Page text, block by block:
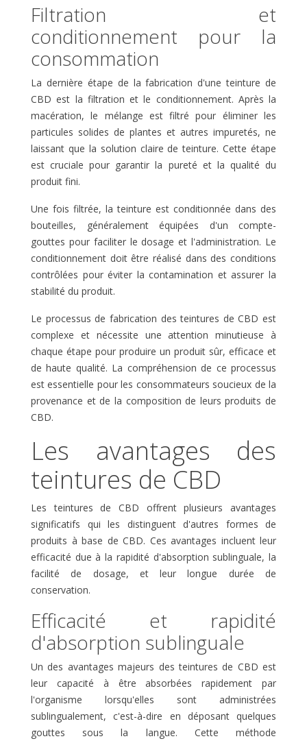
Filtration et
conditionnement pour la
consommation
La dernière étape de la fabrication d'une teinture de
CBD est la filtration et le conditionnement. Après la
macération, le mélange est filtré pour éliminer les
particules solides de plantes et autres impuretés, ne
laissant que la solution claire de teinture. Cette étape
est cruciale pour garantir la pureté et la qualité du
produit fini.
Une fois filtrée, la teinture est conditionnée dans des
bouteilles, généralement équipées d'un compte-
gouttes pour faciliter le dosage et l'administration. Le
conditionnement doit être réalisé dans des conditions
contrôlées pour éviter la contamination et assurer la
stabilité du produit.
Le processus de fabrication des teintures de CBD est
complexe et nécessite une attention minutieuse à
chaque étape pour produire un produit sûr, efficace et
de haute qualité. La compréhension de ce processus
est essentielle pour les consommateurs soucieux de la
provenance et de la composition de leurs produits de
CBD.
Les avantages des
teintures de CBD
Les teintures de CBD offrent plusieurs avantages
significatifs qui les distinguent d'autres formes de
produits à base de CBD. Ces avantages incluent leur
efficacité due à la rapidité d'absorption sublinguale, la
facilité de dosage, et leur longue durée de
conservation.
Efficacité et rapidité
d'absorption sublinguale
Un des avantages majeurs des teintures de CBD est
leur capacité à être absorbées rapidement par
l'organisme lorsqu'elles sont administrées
sublingualement, c'est-à-dire en déposant quelques
gouttes sous la langue. Cette méthode